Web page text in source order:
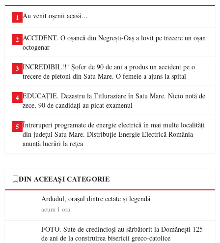
1 Au venit oșenii acasă…
2 ACCIDENT. O oșancă din Negrești-Oaș a lovit pe trecere un oșan
octogenar
3 INCREDIBIL!!! Șofer de 90 de ani a produs un accident pe o
trecere de pietoni din Satu Mare. O femeie a ajuns la spital
4 EDUCAȚIE. Dezastru la Titluraziare în Satu Mare. Nicio notă de
zece, 90 de candidați au picat examenul
5 Întreruperi programate de energie electrică în mai multe localități
din județul Satu Mare. Distribuție Energie Electrică România
anunță lucrări la rețea
DIN ACEEAȘI CATEGORIE
Ardudul, orașul dintre cetate și legendă
acum 1 ora
FOTO. Sute de credincioși au sărbătorit la Domănești 125
de ani de la construirea bisericii greco-catolice